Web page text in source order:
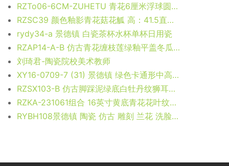
RZTo06-6CM-ZUHETU 青花6厘米浮球圆球组合图 高：6直径：6口径：底径：重量：0.1KG
RZSC39 颜色釉影青花菇花觚 高：41.5直径：20.2口径：底径：14.2重量：3.45KG
rydy34-a 景德镇 白瓷茶杯水杯单杯日用瓷
RZAP14-A-B 仿古青花缠枝莲绿釉平盖冬瓜缸 米缸水缸酒缸油缸酵素缸茶叶罐储物罐
刘琦君-陶瓷院校美术教师
XY16-0709-7 (31) 景德镇 绿色卡通形中高温破坏仿古做旧古典中高温陶瓷凳简约美式厂家直销
RZSX103-B 仿古脚踩泥绿底白牡丹纹狮耳罐 高35.5直径35.5底径18重量5.7KG
RZKA-231061组合 16英寸黄底青花花叶纹冬瓜瓶大号 12英寸黄底青花花叶纹冬瓜瓶中号 8英寸黄底青花花叶纹冬瓜瓶小号 12英寸黄底青花花叶纹萝卜瓶 12英寸黄底青花花叶纹六角将军罐 10英寸黄底青花花叶纹圆罐 11英寸黄底青花花叶纹将军罐
RYBH108景德镇 陶瓷 仿古 雕刻 兰花 洗脸盆 家居工艺摆设